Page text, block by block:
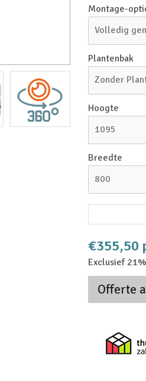
Montage-
Volledig
Plantenbak
Zonder
Hoogte
1095
Breedte
800
€355,50
Exclusief
Offerte